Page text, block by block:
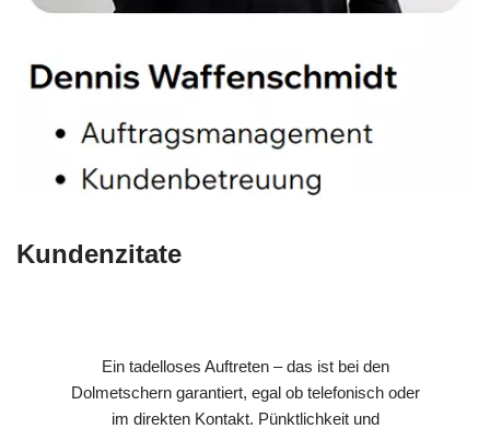
Kundenzitate
Ein tadelloses Auftreten – das ist bei den
Dolmetschern garantiert, egal ob telefonisch oder
im direkten Kontakt. Pünktlichkeit und